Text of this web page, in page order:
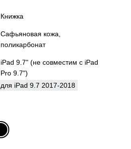
Книжка
Сафьяновая кожа,
поликарбонат
iPad 9.7" (не совместим с iPad
Pro 9.7")
для iPad 9.7 2017-2018